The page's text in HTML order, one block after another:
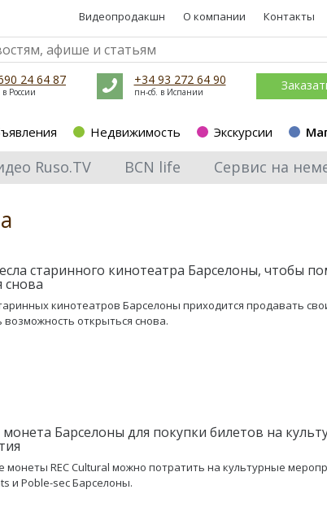
Видеопродакшн О компании Контакты
24 64 87
России
+34 93 272 64 90
пн-сб. в Испании
Недвижимость Экскурсии
Ruso.TV BCN life Сервис на
старинного кинотеатра Барселоны, чтобы
снова
кинотеатров Барселоны приходится продавать
открыться снова.
Барселоны для покупки билетов на
монеты REC Cultural можно потратить на культурные
и Poble-sec Барселоны.